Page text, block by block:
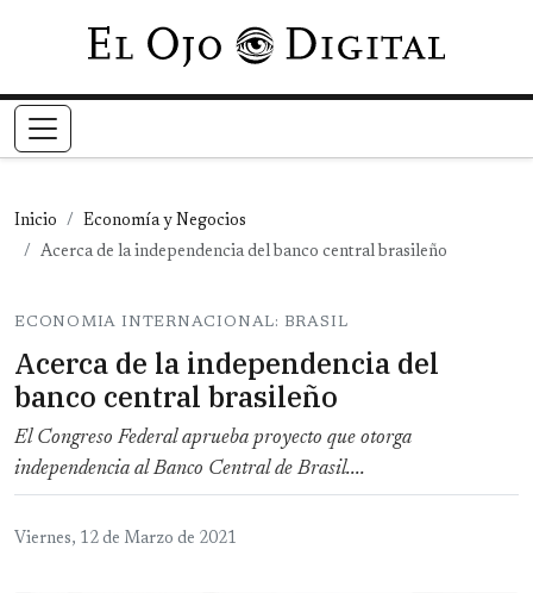
Pasar al contenido principal
Inicio
Economía y Negocios
Acerca de la independencia del banco central brasileño
ECONOMIA INTERNACIONAL: BRASIL
Acerca de la independencia del
banco central brasileño
El Congreso Federal aprueba proyecto que otorga
independencia al Banco Central de Brasil....
Viernes, 12 de Marzo de 2021